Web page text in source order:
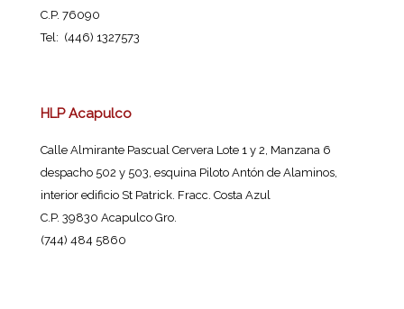
C.P. 76090
Tel: (446) 1327573
HLP Acapulco
Calle Almirante Pascual Cervera Lote 1 y 2, Manzana 6
despacho 502 y 503, esquina Piloto Antón de Alaminos,
interior edificio St Patrick. Fracc. Costa Azul
C.P. 39830 Acapulco Gro.
(744) 484 5860